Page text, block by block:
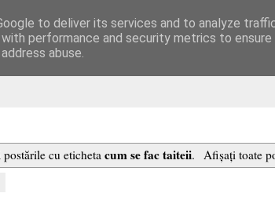
postările cu etichetacum se fac taiteii. Afișați toate
to deliver its services and to analyze
performance and security metrics to
abuse.